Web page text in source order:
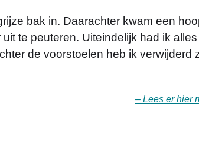
bak in. Daarachter kwam een
te peuteren. Uiteindelijk had ik
de voorstoelen heb ik verwijderd
– Lees er hier